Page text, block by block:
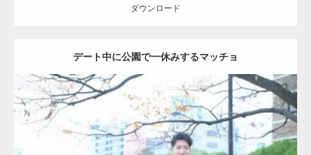
ダウンロード
デート中に公園で一休みするマッチョ
Update:2021.07.6